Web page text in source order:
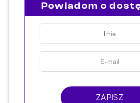
Powiadom o
ZAPISZ